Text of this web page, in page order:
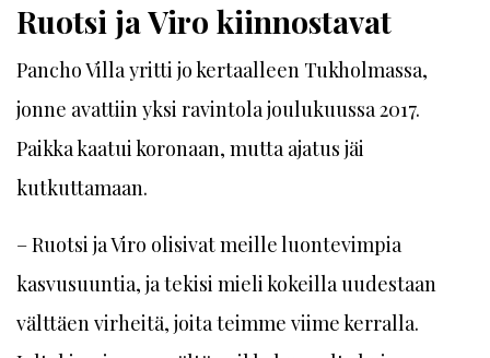
Ruotsi ja Viro kiinnostavat
Pancho Villa yritti jo kertaalleen Tukholmassa,
jonne avattiin yksi ravintola joulukuussa 2017.
Paikka kaatui koronaan, mutta ajatus jäi
kutkuttamaan.
– Ruotsi ja Viro olisivat meille luontevimpia
kasvusuuntia, ja tekisi mieli kokeilla uudestaan
välttäen virheitä, joita teimme viime kerralla.